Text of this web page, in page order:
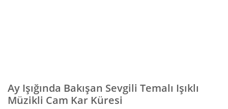
Ay Işığında Bakışan Sevgili Temalı Işıklı
Müzikli Cam Kar Küresi